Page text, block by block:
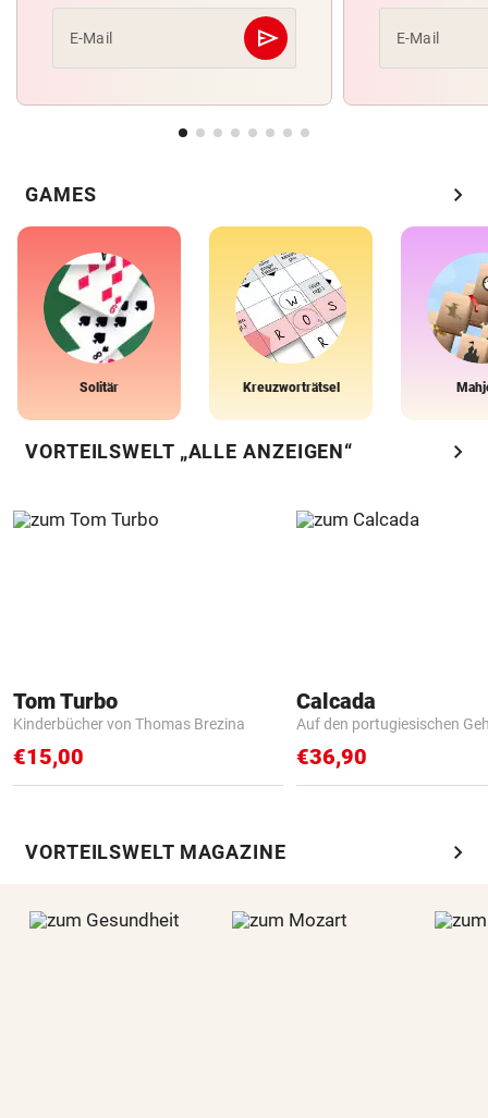
E-Mail send
Abschicken E-Mail
GAMES chevron_right
Solitär Kreuzworträtsel
VORTEILSWELT „ALLE ANZEIGEN“ chevron_right
Tom Turbo
Kinderbücher von Thomas Brezina
€15,00
Calcada
Auf den portugiesischen
€36,90
VORTEILSWELT MAGAZINE chevron_right